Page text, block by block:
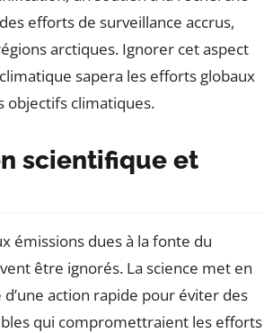
efforts de surveillance accrus,
arctiques. Ignorer cet aspect
sapera les efforts globaux
objectifs climatiques.
scientifique et
émissions dues à la fonte du
être ignorés. La science met en
d’une action rapide pour éviter des
qui compromettraient les efforts